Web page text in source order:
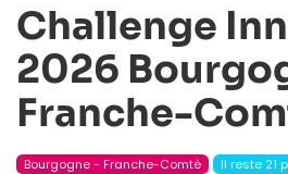
Challenge
2026
Franche-
Bourgogne - Franche-Comté Il reste 21